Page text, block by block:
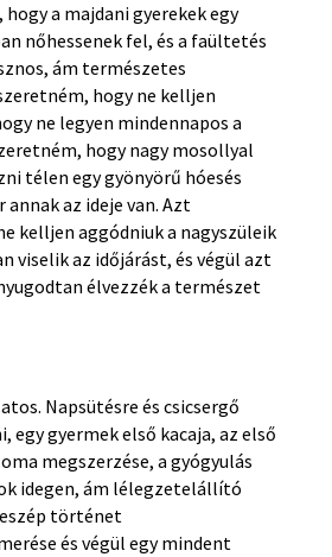
a majdani gyerekek egy
nőhessenek fel, és a faültetés
ám természetes
hogy ne kelljen
ne legyen mindennapos a
hogy nagy mosollyal
télen egy gyönyörű hóesés
az ideje van. Azt
kelljen aggódniuk a nagyszüleik
viselik az időjárást, és végül azt
élvezzék a természet
Napsütésre és csicsergő
egy gyermek első kacaja, az első
megszerzése, a gyógyulás
idegen, ám lélegzetelállító
történet
és végül egy mindent